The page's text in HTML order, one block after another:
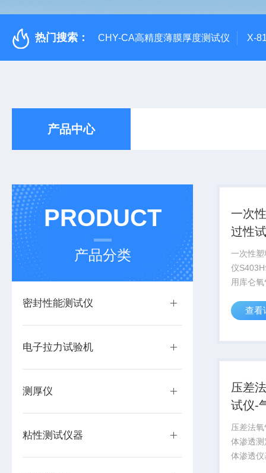
热门搜索： CHY-CA高精度薄膜厚度测试仪 X-
产品中心
PRODUCT
产品分类
密封性能测试仪
电子拉力试验机
测厚仪
粘性测试仪器
一次
过性
一次性
仪
用库仑
标准设
伏、电
查看
压差
试仪-
仪
压差法
体渗透
体渗透